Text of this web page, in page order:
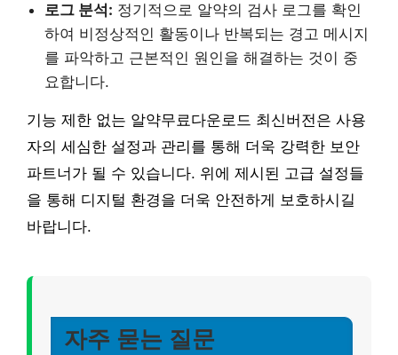
로그 분석: 정기적으로 알약의 검사 로그를 확인
하여 비정상적인 활동이나 반복되는 경고 메시지
를 파악하고 근본적인 원인을 해결하는 것이 중
요합니다.
기능 제한 없는 알약무료다운로드 최신버전은 사용
자의 세심한 설정과 관리를 통해 더욱 강력한 보안
파트너가 될 수 있습니다. 위에 제시된 고급 설정들
을 통해 디지털 환경을 더욱 안전하게 보호하시길
바랍니다.
자주 묻는 질문